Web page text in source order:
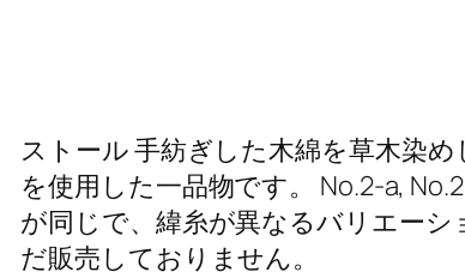
ストール 手紡ぎした木綿を草木染
を使用した一品物です。 No.2-a,
が同じで、緯糸が異なるバリエーシ
だ販売しておりません。